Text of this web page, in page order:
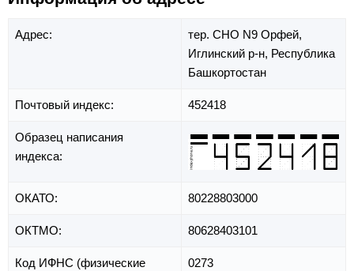
Адрес:
тер. СНО N9 Орфей,
Иглинский р-н, Республика
Башкортостан
Почтовый индекс: 452418
Образец написания
индекса:
ОКАТО: 80228803000
ОКТМО: 80628403101
Код ИФНС (физические
0273